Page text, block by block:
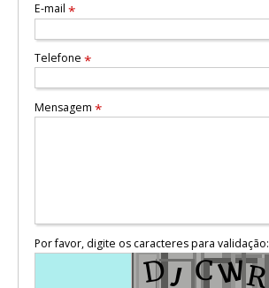
E-mail *
Telefone *
Mensagem *
Por favor, digite os caracteres para validação: